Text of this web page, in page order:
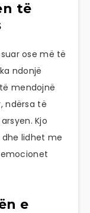
të
ose më të
ndonjë
mendojnë
ndërsa të
Kjo
lidhet me
e